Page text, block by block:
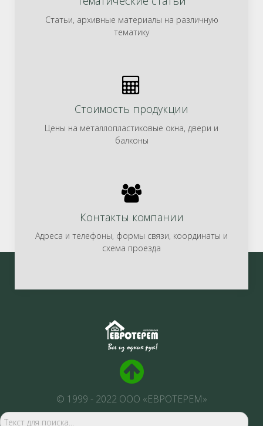
Статьи, архивные материалы на различную
тематику
Стоимость продукции
Цены на металлопластиковые окна, двери и
балконы
Контакты компании
Адреса и телефоны, формы связи, координаты и
схема проезда
© 1999 - 2022 ООО «ЕВРОТЕРЕМ»